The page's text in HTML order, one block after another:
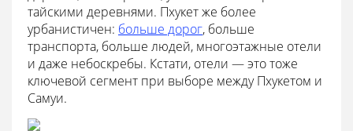
тайскими деревнями. Пхукет же более
урбанистичен: больше дорог, больше
транспорта, больше людей, многоэтажные отели
и даже небоскребы. Кстати, отели — это тоже
ключевой сегмент при выборе между Пхукетом и
Самуи.